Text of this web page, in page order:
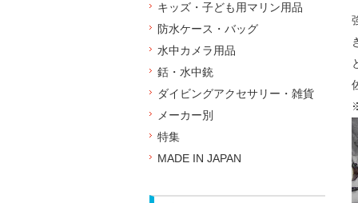
キッズ・子ども用マリン用品
防水ケース・バッグ
水中カメラ用品
銛・水中銃
ダイビングアクセサリー・雑貨
メーカー別
特集
MADE IN JAPAN